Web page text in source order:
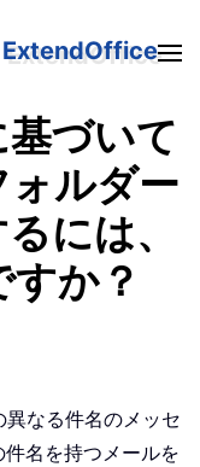
づいて
ルダー
には、
か？
なる件名のメッセ
名を持つメールを